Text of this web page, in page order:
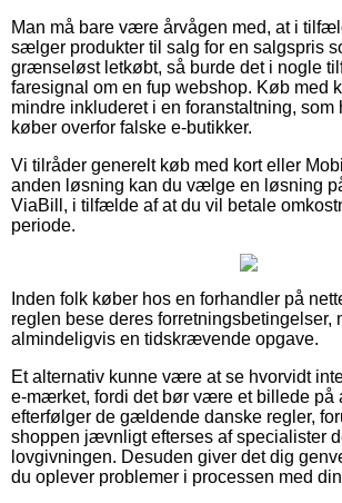
Man må bare være årvågen med, at i
sælger produkter til salg for en salgspris
grænseløst letkøbt, så burde det i nogle
faresignal om en fup webshop. Køb med
mindre inkluderet i en foranstaltning,
køber overfor falske e-butikker.
Vi tilråder generelt køb med kort eller
anden løsning kan du vælge en løsning
ViaBill, i tilfælde af at du vil betale
periode.
Inden folk køber hos en forhandler på
reglen bese deres forretningsbetingelser,
almindeligvis en tidskrævende opgave.
Et alternativ kunne være at se hvorvidt
e-mærket, fordi det bør være et billede på
efterfølger de gældende danske regler,
shoppen jævnligt efterses af specialister
lovgivningen. Desuden giver det dig
du oplever problemer i processen med